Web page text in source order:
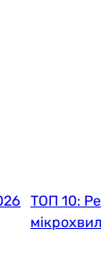
ТОП 10: